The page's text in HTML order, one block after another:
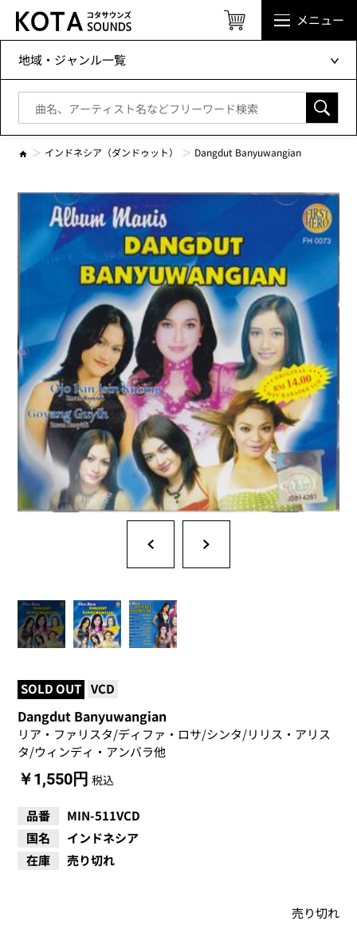
地域・ジャンル一覧
メニュー
インドネシア（ダンドゥット） Dangdut Banyuwangian
SOLD OUT VCD
Dangdut Banyuwangian
リア・ファリスタ/ディファ・ロサ/シンタ/リリス・アリス
タ/ウィンディ・アンバラ他
￥1,550円 税込
品番
MIN-511VCD
国名
インドネシア
在庫
売り切れ
売り切れ